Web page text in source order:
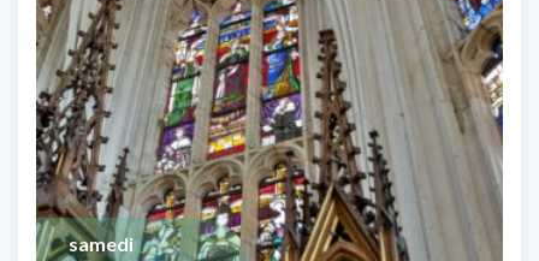
samedi